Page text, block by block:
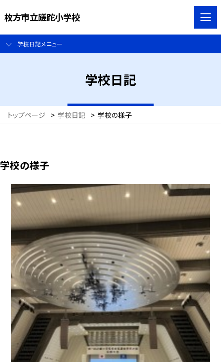
枚方市立蹉跎小学校
学校日記メニュー
学校日記
トップページ > 学校日記 > 学校の様子
学校の様子